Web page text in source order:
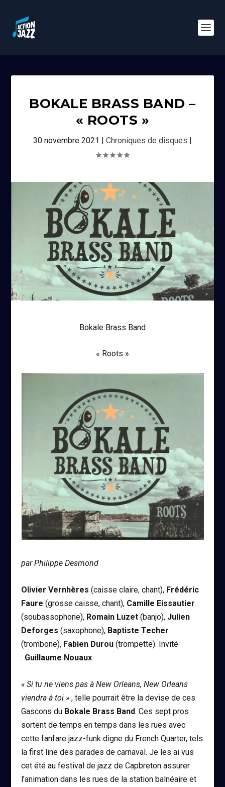
BOKALE BRASS BAND –
« ROOTS »
30 novembre 2021 | Chroniques de disques |
Bokale Brass Band
« Roots »
par Philippe Desmond
Olivier Vernhères (caisse claire, chant), Frédéric
Faure (grosse caisse, chant), Camille Eissautier
(soubassophone), Romain Luzet (banjo), Julien
Deforges (saxophone), Baptiste Techer
(trombone), Fabien Durou (trompette). Invité
: Guillaume Nouaux
« Si tu ne viens pas à New Orleans, New Orleans
viendra à toi » , telle pourrait être la devise de ces
Gascons du Bokale Brass Band. Ces sept pros
sortent de temps en temps dans les rues avec
cette fanfare jazz-funk digne du French Quarter, tels
la first line des parades de carnaval. Je les ai vus
cet été au festival de jazz de Capbreton assurer
l’animation dans les rues de la station balnéaire et